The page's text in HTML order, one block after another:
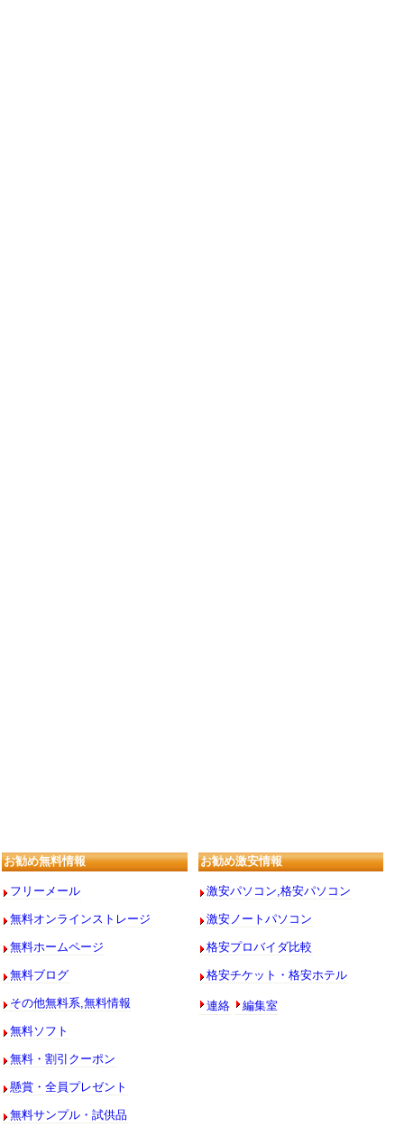
お勧め無料情報
フリーメール
無料オンラインストレージ
無料ホームページ
無料ブログ
その他無料系,無料情報
無料ソフト
無料・割引クーポン
懸賞・全員プレゼント
無料サンプル・試供品
お勧め激安情報
激安パソコン,格安パソコン
激安ノートパソコン
格安プロバイダ比較
格安チケット・格安ホテル
連絡 編集室